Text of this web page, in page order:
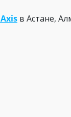
в Астане,